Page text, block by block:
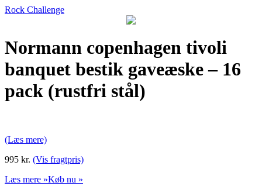
Rock Challenge
Normann copenhagen tivoli
banquet bestik gaveæske – 16
pack (rustfri stål)
(Læs mere)
995 kr. (Vis fragtpris)
Læs mere »Køb nu »